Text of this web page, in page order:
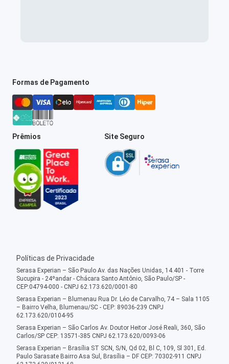
Formas de Pagamento
Prêmios Site Seguro
Políticas de Privacidade
Serasa Experian – São Paulo Av. das Nações Unidas, 14.401 - Torre
Sucupira - 24ºandar - Chácara Santo Antônio, São Paulo/SP -
CEP:04794-000 - CNPJ 62.173.620/0001-80
Serasa Experian – Blumenau Rua Dr. Léo de Carvalho, 74 – Sala 1105
– Bairro Velha, Blumenau/SC - CEP: 89036-239 CNPJ
62.173.620/0104-95
Serasa Experian – São Carlos Av. Doutor Heitor José Reali, 360, São
Carlos/SP CEP: 13571-385 CNPJ 62.173.620/0093-06
Serasa Experian – Brasília ST SCN, S/N, Qd 02, Bl C, 109, Sl 301, Ed.
Paulo Sarasate Bairro Asa Sul, Brasília – DF CEP: 70302-911 CNPJ